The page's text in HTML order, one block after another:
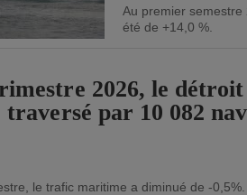
Au premier
été de +14,0 %.
2026, le
traversé par 10 082
le trafic maritime a diminué de -0,5%.